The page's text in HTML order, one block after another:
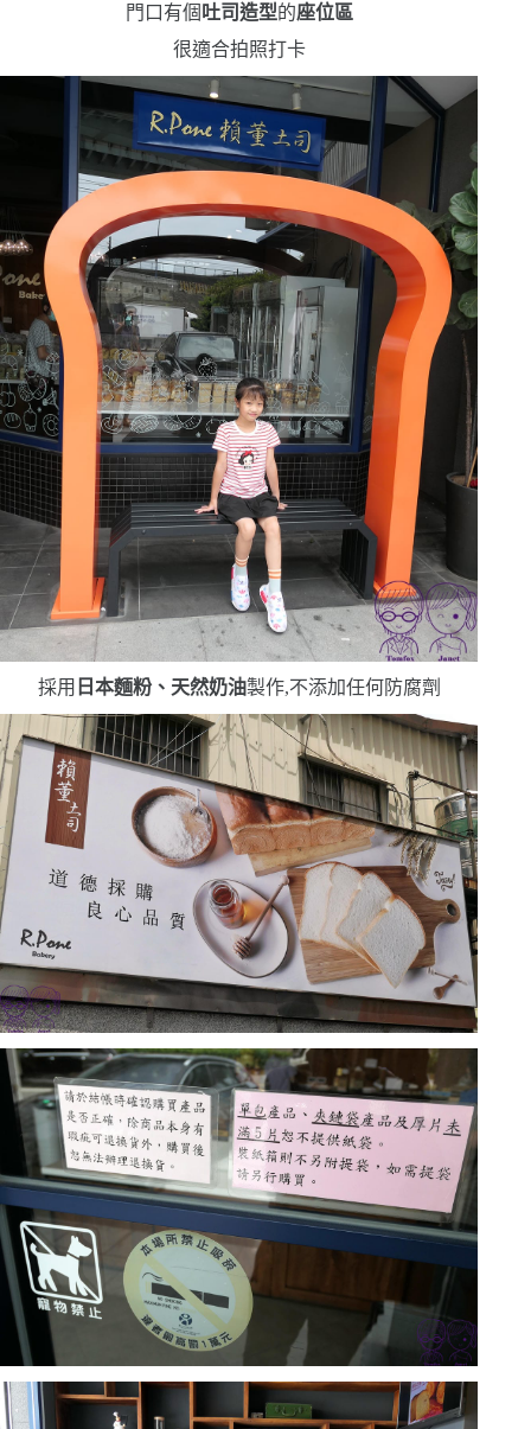
門口有個 吐司造型的座位區
很適合拍照打卡
採用 日本麵粉、天然奶油製作,不添加任何防腐劑